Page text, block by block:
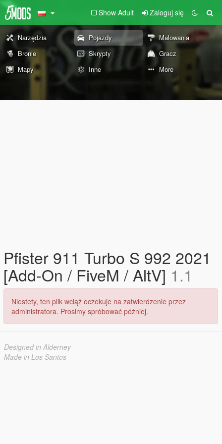
Show Adult Zaloguj się
Narzędzia Pojazdy
Malowania
Bronie
Skrypty
Gracz
Mapy
Inne More
Pfister 911 Turbo S 992 2021
[Add-On / FiveM / AltV] 1.1
Niestety, ten plik wciąż oczekuje na zatwierdzenie przez
administratora. Prosimy spróbować później.
Designed in Alderney
Made in Los Santos